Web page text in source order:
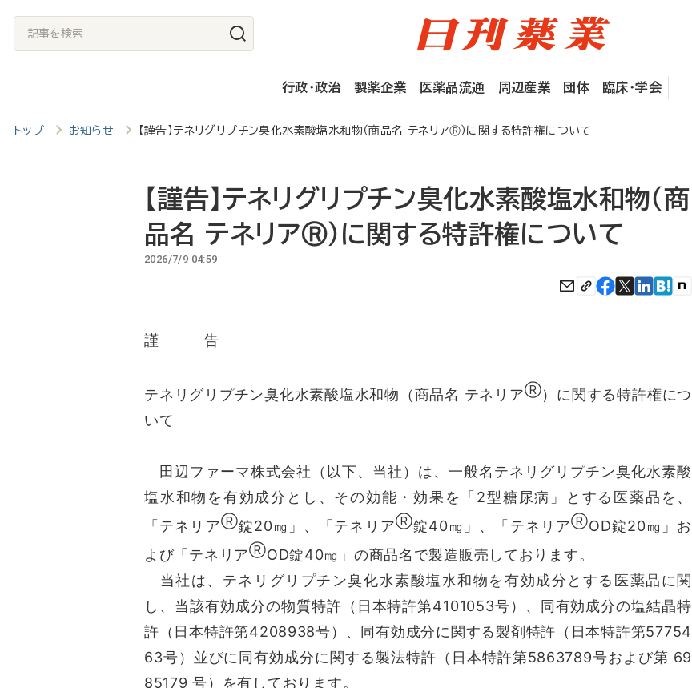
記
事
検
索
行政・政治 製薬企業 医薬品流通 周辺産業 団体 臨床・学会
トップ お知らせ 【謹告】テネリグリプチン臭化水素酸塩水和物（商品名 テネリアⓇ）に関する特許権について
【謹告】テネリグリプチン臭化水素酸塩水和物（商
品名 テネリアⓇ）に関する特許権について
2026/7/9 04:59
謹 告
テネリグリプチン臭化水素酸塩水和物（商品名 テネリアⓇ）に関する特許権につ
いて
田辺ファーマ株式会社（以下、当社）は、一般名テネリグリプチン臭化水素酸
塩水和物を有効成分とし、その効能・効果を「2型糖尿病」とする医薬品を、
「テネリアⓇ錠20㎎」、「テネリアⓇ錠40㎎」、「テネリアⓇOD錠20㎎」お
よび「テネリアⓇOD錠40㎎」の商品名で製造販売しております。
当社は、テネリグリプチン臭化水素酸塩水和物を有効成分とする医薬品に関
し、当該有効成分の物質特許（日本特許第4101053号）、同有効成分の塩結晶特
許（日本特許第4208938号）、同有効成分に関する製剤特許（日本特許第57754
63号）並びに同有効成分に関する製法特許（日本特許第5863789号および第 69
85179 号）を有しております。